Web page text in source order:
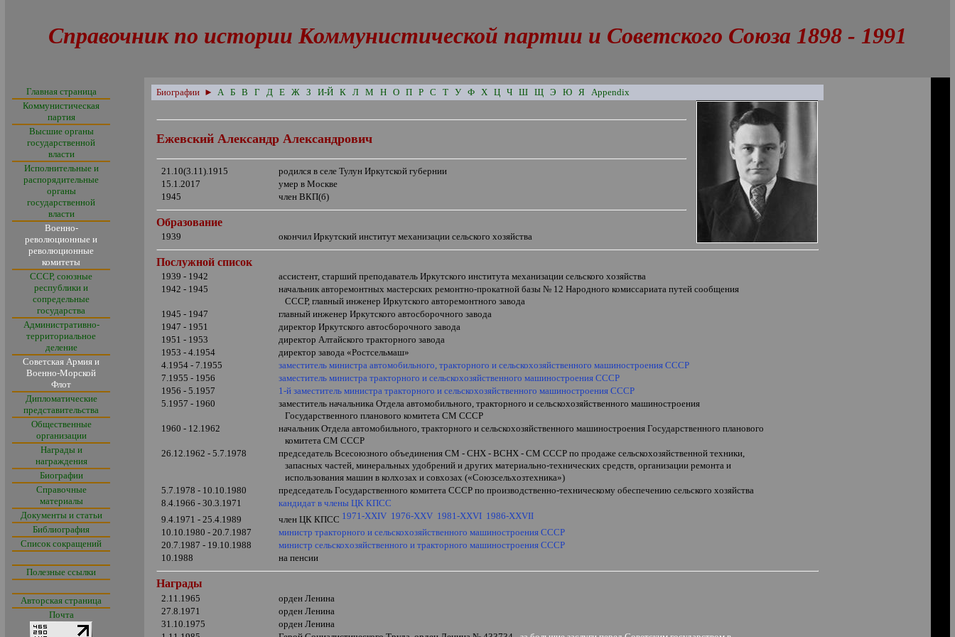
Справочник по истории Коммунистической партии и Советского Союза 1898 - 1991
Главная страница
Коммунистическая
партия
Высшие органы
государственной
власти
Исполнительные и
распорядительные
органы
государственной
власти
Военно-
революционные и
революционные
комитеты
СССР, союзные
республики и
сопредельные
государства
Административно-
территориальное
деление
Советская Армия и
Военно-Морской
Флот
Дипломатические
представительства
Общественные
организации
Награды и
награждения
Биографии
Справочные
материалы
Документы и статьи
Библиография
Список сокращений
Полезные ссылки
Авторская страница
Почта
Биографии ► А Б В Г Д Е Ж З И-Й К Л М Н О П Р С Т У Ф Х Ц Ч Ш Щ Э Ю Я Appendix
Ежевский Александр Александрович
21.10(3.11).1915
родился в селе Тулун Иркутской губернии
15.1.2017
умер в Москве
1945
член ВКП(б)
Образование
1939 окончил Иркутский институт механизации сельского хозяйства
Послужной список
1939 - 1942
ассистент, старший преподаватель Иркутского института механизации сельского хозяйства
1942 - 1945
начальник авторемонтных мастерских ремонтно-прокатной базы № 12 Народного комиссариата путей сообщения
СССР, главный инженер Иркутского авторемонтного завода
1945 - 1947
главный инженер Иркутского автосборочного завода
1947 - 1951
директор Иркутского автосборочного завода
1951 - 1953
директор Алтайского тракторного завода
1953 - 4.1954
директор завода«Ростсельмаш»
4.1954 - 7.1955
заместитель министра автомобильного, тракторного и сельскохозяйственного машиностроения СССР
7.1955 - 1956
заместитель министра тракторного и сельскохозяйственного машиностроения СССР
1956 - 5.1957
1-й заместитель министра тракторного и сельскохозяйственного машиностроения СССР
5.1957 - 1960
заместитель начальника Отдела автомобильного, тракторного и сельскохозяйственного машиностроения
Государственного планового комитета СМ СССР
1960 - 12.1962
начальник Отдела автомобильного, тракторного и сельскохозяйственного машиностроения Государственного планового
комитета СМ СССР
26.12.1962 - 5.7.1978
председатель Всесоюзного объединения СМ - СНХ - ВСНХ - СМ СССР по продаже сельскохозяйственной техники,
запасных частей, минеральных удобрений и других материально-технических средств, организации ремонта и
использованиямашин в колхозах и совхозах(«Союзсельхозтехника»)
5.7.1978 - 10.10.1980
председатель Государственного комитета СССР по производственно-техническому обеспечению сельского хозяйства
8.4.1966 - 30.3.1971
кандидат в члены ЦК КПСС
9.4.1971 - 25.4.1989
член ЦК КПСС 1971-XXIV 1976-XXV 1981-XXVI 1986-XXVII
10.10.1980 - 20.7.1987
министр тракторного и сельскохозяйственного машиностроения СССР
20.7.1987 - 19.10.1988
министр сельскохозяйственного и тракторного машиностроения СССР
10.1988
на пенсии
Награды
2.11.1965
орден Ленина
27.8.1971
орден Ленина
31.10.1975
орден Ленина